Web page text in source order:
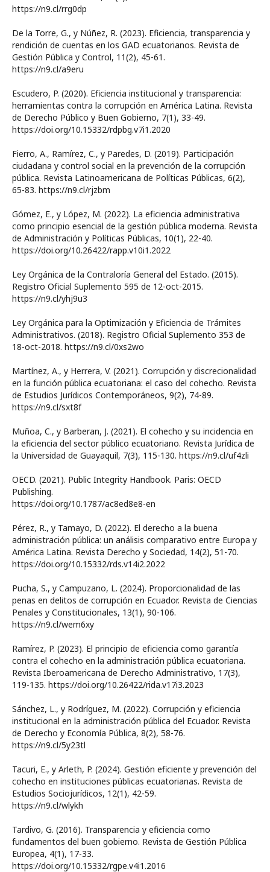
https://n9.cl/rrg0dp
De la Torre, G., y Núñez, R. (2023). Eficiencia, transparencia y
rendición de cuentas en los GAD ecuatorianos. Revista de
Gestión Pública y Control, 11(2), 45-61.
https://n9.cl/a9eru
Escudero, P. (2020). Eficiencia institucional y transparencia:
herramientas contra la corrupción en América Latina. Revista
de Derecho Público y Buen Gobierno, 7(1), 33-49.
https://doi.org/10.15332/rdpbg.v7i1.2020
Fierro, A., Ramírez, C., y Paredes, D. (2019). Participación
ciudadana y control social en la prevención de la corrupción
pública. Revista Latinoamericana de Políticas Públicas, 6(2),
65-83. https://n9.cl/rjzbm
Gómez, E., y López, M. (2022). La eficiencia administrativa
como principio esencial de la gestión pública moderna. Revista
de Administración y Políticas Públicas, 10(1), 22-40.
https://doi.org/10.26422/rapp.v10i1.2022
Ley Orgánica de la Contraloría General del Estado. (2015).
Registro Oficial Suplemento 595 de 12-oct-2015.
https://n9.cl/yhj9u3
Ley Orgánica para la Optimización y Eficiencia de Trámites
Administrativos. (2018). Registro Oficial Suplemento 353 de
18-oct-2018. https://n9.cl/0xs2wo
Martínez, A., y Herrera, V. (2021). Corrupción y discrecionalidad
en la función pública ecuatoriana: el caso del cohecho. Revista
de Estudios Jurídicos Contemporáneos, 9(2), 74-89.
https://n9.cl/sxt8f
Muñoa, C., y Barberan, J. (2021). El cohecho y su incidencia en
la eficiencia del sector público ecuatoriano. Revista Jurídica de
la Universidad de Guayaquil, 7(3), 115-130. https://n9.cl/uf4zli
OECD. (2021). Public Integrity Handbook. Paris: OECD
Publishing.
https://doi.org/10.1787/ac8ed8e8-en
Pérez, R., y Tamayo, D. (2022). El derecho a la buena
administración pública: un análisis comparativo entre Europa y
América Latina. Revista Derecho y Sociedad, 14(2), 51-70.
https://doi.org/10.15332/rds.v14i2.2022
Pucha, S., y Campuzano, L. (2024). Proporcionalidad de las
penas en delitos de corrupción en Ecuador. Revista de Ciencias
Penales y Constitucionales, 13(1), 90-106.
https://n9.cl/wem6xy
Ramírez, P. (2023). El principio de eficiencia como garantía
contra el cohecho en la administración pública ecuatoriana.
Revista Iberoamericana de Derecho Administrativo, 17(3),
119-135. https://doi.org/10.26422/rida.v17i3.2023
Sánchez, L., y Rodríguez, M. (2022). Corrupción y eficiencia
institucional en la administración pública del Ecuador. Revista
de Derecho y Economía Pública, 8(2), 58-76.
https://n9.cl/5y23tl
Tacuri, E., y Arleth, P. (2024). Gestión eficiente y prevención del
cohecho en instituciones públicas ecuatorianas. Revista de
Estudios Sociojurídicos, 12(1), 42-59.
https://n9.cl/wlykh
Tardivo, G. (2016). Transparencia y eficiencia como
fundamentos del buen gobierno. Revista de Gestión Pública
Europea, 4(1), 17-33.
https://doi.org/10.15332/rgpe.v4i1.2016